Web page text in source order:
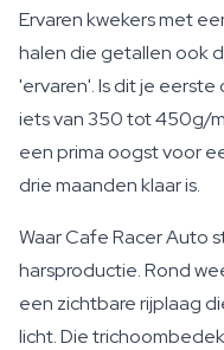
Ervaren kwekers met
halen die getallen ook
'ervaren'. Is dit je
iets van 350 tot 450g/
een prima oogst voor
drie maanden klaar is.
Waar Cafe Racer Auto
harsproductie. Rond
een zichtbare rijplaag
licht. Die